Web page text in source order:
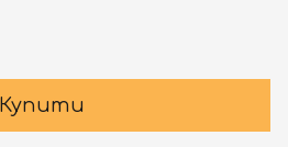
Купити